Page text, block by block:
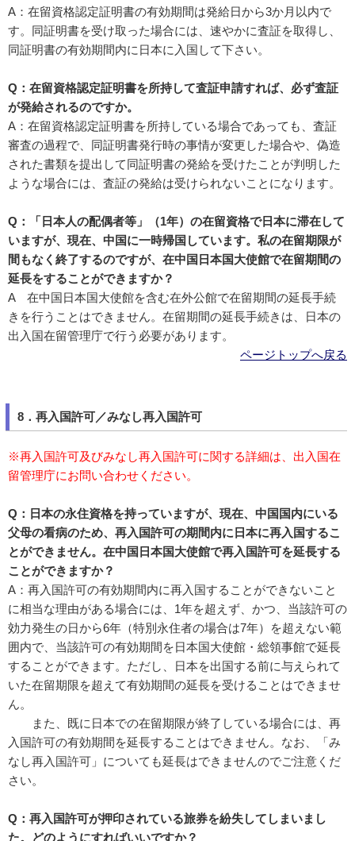
A：在留資格認定証明書の有効期間は発給日から3か月以内で
す。同証明書を受け取った場合には、速やかに査証を取得し、
同証明書の有効期間内に日本に入国して下さい。
Q：在留資格認定証明書を所持して査証申請すれば、必ず査証
が発給されるのですか。
A：在留資格認定証明書を所持している場合であっても、査証
審査の過程で、同証明書発行時の事情が変更した場合や、偽造
された書類を提出して同証明書の発給を受けたことが判明した
ような場合には、査証の発給は受けられないことになります。
Q：「日本人の配偶者等」（1年）の在留資格で日本に滞在して
いますが、現在、中国に一時帰国しています。私の在留期限が
間もなく終了するのですが、在中国日本国大使館で在留期間の
延長をすることができますか？
A 在中国日本国大使館を含む在外公館で在留期間の延長手続
きを行うことはできません。在留期間の延長手続きは、日本の
出入国在留管理庁で行う必要があります。
ページトップへ戻る
8．再入国許可／みなし再入国許可
※再入国許可及びみなし再入国許可に関する詳細は、出入国在
留管理庁にお問い合わせください。
Q：日本の永住資格を持っていますが、現在、中国国内にいる
父母の看病のため、再入国許可の期間内に日本に再入国するこ
とができません。在中国日本国大使館で再入国許可を延長する
ことができますか？
A：再入国許可の有効期間内に再入国することができないこと
に相当な理由がある場合には、1年を超えず、かつ、当該許可の
効力発生の日から6年（特別永住者の場合は7年）を超えない範
囲内で、当該許可の有効期間を日本国大使館・総領事館で延長
することができます。ただし、日本を出国する前に与えられて
いた在留期限を超えて有効期間の延長を受けることはできませ
ん。
また、既に日本での在留期限が終了している場合には、再
入国許可の有効期間を延長することはできません。なお、「み
なし再入国許可」についても延長はできませんのでご注意くだ
さい。
Q：再入国許可が押印されている旅券を紛失してしまいまし
た。どのようにすればいいですか？